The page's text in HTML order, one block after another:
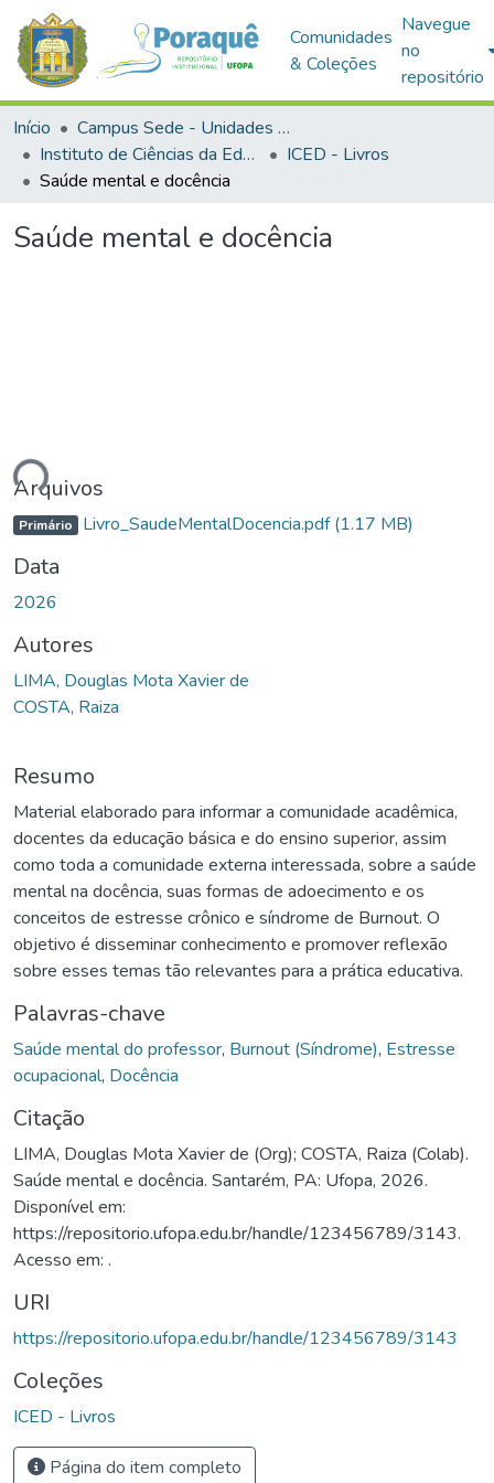
Comunidades
& Coleções
Navegue
no
repositório
Início
Campus Sede - Unidades Acadêmicas
Instituto de Ciências da Educação
ICED - Livros
Saúde mental e docência
Saúde mental e docência
Arquivos
Primário Livro_SaudeMentalDocencia.pdf(1.17 MB)
Data
2026
Autores
LIMA, Douglas Mota Xavier de
COSTA, Raiza
Resumo
Material elaborado para informar a comunidade acadêmica,
docentes da educação básica e do ensino superior, assim
como toda a comunidade externa interessada, sobre a saúde
mental na docência, suas formas de adoecimento e os
conceitos de estresse crônico e síndrome de Burnout. O
objetivo é disseminar conhecimento e promover reflexão
sobre esses temas tão relevantes para a prática educativa.
Palavras-chave
Saúde mental do professor, Burnout (Síndrome), Estresse
ocupacional, Docência
Citação
LIMA, Douglas Mota Xavier de (Org); COSTA, Raiza (Colab).
Saúde mental e docência. Santarém, PA: Ufopa, 2026.
Disponível em:
https://repositorio.ufopa.edu.br/handle/123456789/3143.
Acesso em: .
URI
https://repositorio.ufopa.edu.br/handle/123456789/3143
Coleções
ICED - Livros
Página do item completo